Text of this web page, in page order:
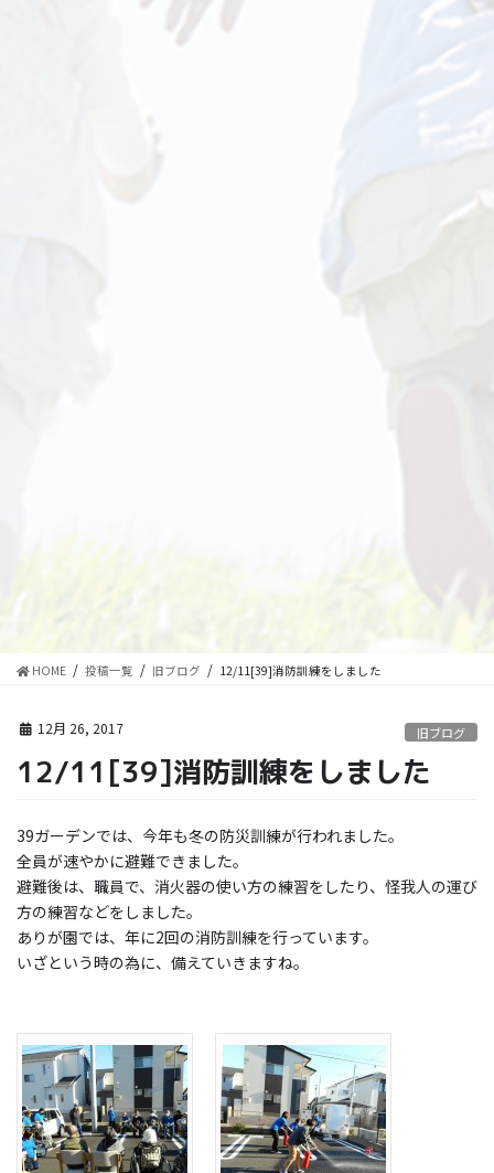
HOME 投稿一覧 旧ブログ 12/11[39]消防訓練をしました
12月 26, 2017 旧ブログ
12/11[39]消防訓練をしました
39ガーデンでは、今年も冬の防災訓練が行われました。
全員が速やかに避難できました。
避難後は、職員で、消火器の使い方の練習をしたり、怪我人の運び
方の練習などをしました。
ありが園では、年に2回の消防訓練を行っています。
いざという時の為に、備えていきますね。